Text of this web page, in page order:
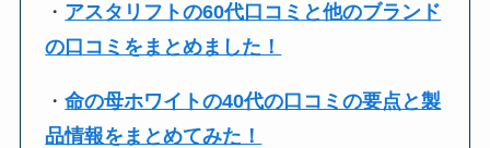
・ アスタリフトの60代口コミと他のブランド
の口コミをまとめました！
・命の母ホワイトの40代の口コミの要点と製
品情報をまとめてみた！